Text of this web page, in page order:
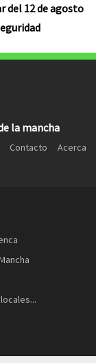
del 12 de agosto
la mancha
Contacto
Acerca